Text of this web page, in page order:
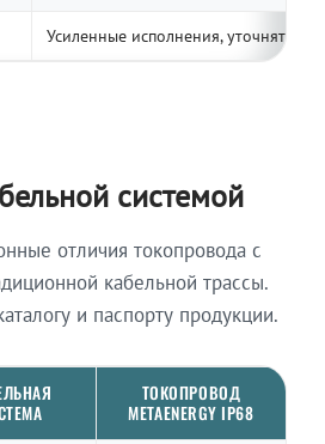
Усиленные исполнения, уточнять по
системой
отличия токопровода с
кабельной трассы.
и паспорту продукции.
ТОКОПРОВОД
METAENERGY IP68